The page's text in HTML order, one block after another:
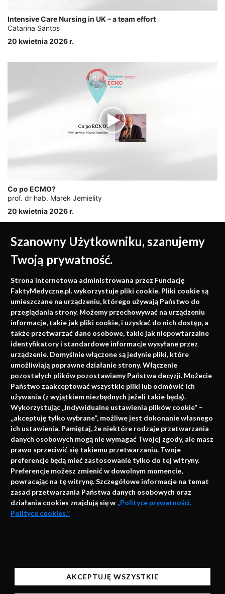
Szanowny Użytkowniku, szanujemy
Twoją prywatność.
Strona internetowa administrowana przez Fundację
FaktyMedyczne.pl. wykorzystuje pliki cookie. Pliki cookie są
umieszczane na urządzeniu, którego używają Państwo do
przeglądania strony. Możemy przechowywać na urządzeniu
informacje, takie jak pliki cookie, i uzyskać do nich dostęp, a
także przetwarzać dane osobowe, takie jak niepowtarzalne
identyfikatory i standardowe informacje wysyłane przez
urządzenie. Domyślnie włączone są jedynie pliki, które
umożliwiają poprawne działanie strony. Włączenie
pozostałych plików pozostawiamy Państwa decyzji. Możecie
Państwo zaakceptować wszystkie pliki lub odmówić ich
używania (z wyjątkiem niezbędnych jeżeli takie będą).
Wykorzystując „Indywidualne ustawienia plików cookie” –
„akceptuję tylko wybrane”, możliwe jest dokonanie własnego
ich ustawienia. Pamiętaj, że niektóre rodzaje przetwarzania
danych osobowych mogą nie wymagać Twojej zgody, ale masz
prawo sprzeciwić się takiemu przetwarzaniu. Twoje
preferencje będą mieć zastosowanie tylko do tej witryny.
Preferencje możesz zmienić w dowolnym momencie,
powracając na tę witrynę. Szczegółowe informacje na temat
zasad przetwarzania Państwa danych osobowych oraz
działania cookies znajdują się w „Polityce prywatności.
Polityce cookies.”
AKCEPTUJĘ WSZYSTKIE
Intensive Care Nursing in UK – a team effort
Catarina Santos
20 kwietnia 2026 r.
Co po ECMO?
prof. dr hab. Marek Jemielity
20 kwietnia 2026 r.
Medycyna oparta na
faktach
Konferencje, szkolenia, e-learning, wydawnictwo
Napisz do nas
info@faktymedyczne.pl
ul. Towarowa 2
43-460 Wisła
Redakcja medyczna:
ul. Wolności 338b
61-312 Poznań
Wsparcie:
automatycznego przechowywania danych do celów
statystycznych, realizacji usług i reklamowych.